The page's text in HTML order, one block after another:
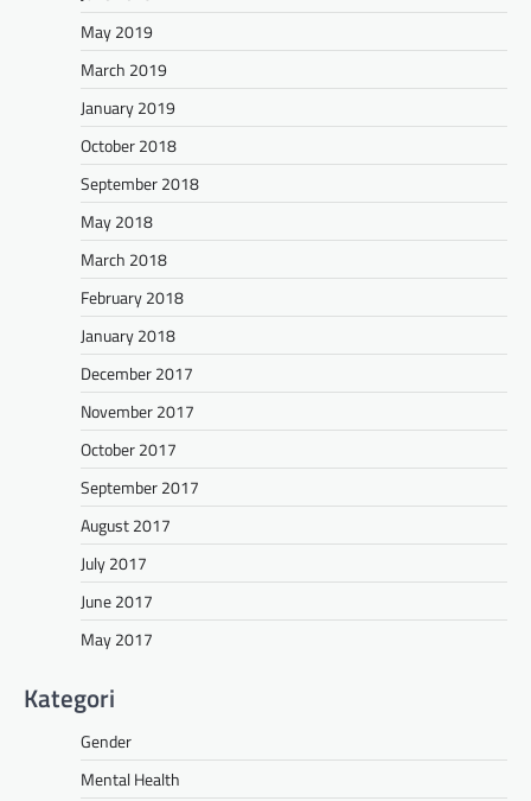
May 2019
March 2019
January 2019
October 2018
September 2018
May 2018
March 2018
February 2018
January 2018
December 2017
November 2017
October 2017
September 2017
August 2017
July 2017
June 2017
May 2017
Kategori
Gender
Mental Health